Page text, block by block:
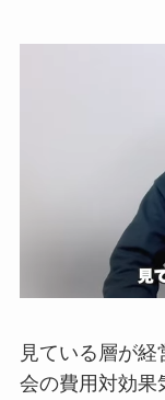
見ている層が経
会の費用対効果